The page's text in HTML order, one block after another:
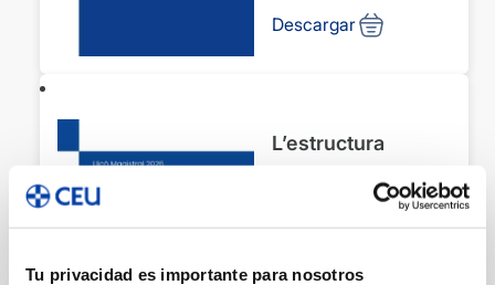
Tu privacidad es importante para nosotros
Politécnica
Superior
Descargar
L’estructura
torre Jesucrist de
la Sagrada Familia.
Barcelona, 6 de
Torra i Bitlloch, Joan